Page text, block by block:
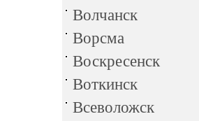
Волчанск
Ворсма
Воскресенск
Воткинск
Всеволожск